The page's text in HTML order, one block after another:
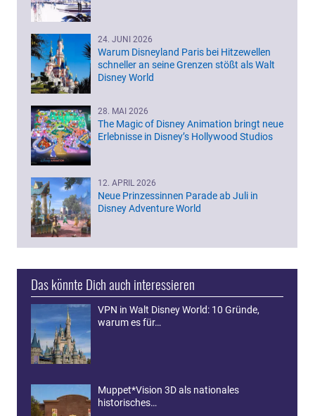
24. JUNI 2026
Warum Disneyland Paris bei Hitzewellen
schneller an seine Grenzen stößt als Walt
Disney World
28. MAI 2026
The Magic of Disney Animation bringt neue
Erlebnisse in Disney’s Hollywood Studios
12. APRIL 2026
Neue Prinzessinnen Parade ab Juli in
Disney Adventure World
Das könnte Dich auch interessieren
VPN in Walt Disney World: 10 Gründe,
warum es für…
Muppet*Vision 3D als nationales
historisches…